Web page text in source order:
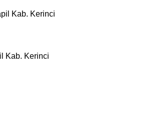
Kab. Kerinci
Kab. Kerinci